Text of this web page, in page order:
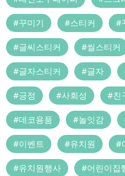
#꾸미기 #스티커 #
#글씨스티커 #씰스티커
#글자스티커 #글자
#긍정 #사회성 #친
#데코용품 #놀잇감
#이벤트 #유치원 #
#유치원행사 #어린이집